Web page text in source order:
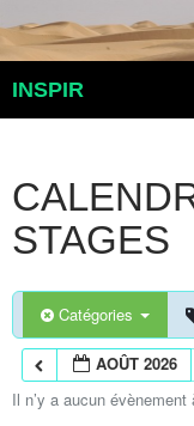
INSPIR
STAGES
Catégories
AOÛT 2026
Il n’y a aucun